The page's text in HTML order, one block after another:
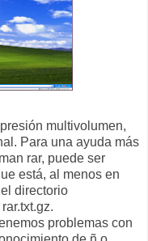
multivolumen,
Para una ayuda más
rar, puede ser
está, al menos en
directorio
problemas con